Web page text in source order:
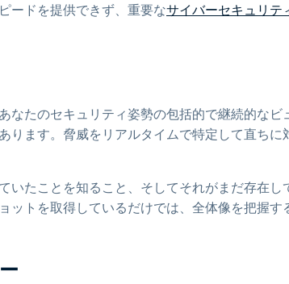
ードを提供できず、重要なサイバーセキュリテ
なたのセキュリティ姿勢の包括的で継続的なビ
ります。脅威をリアルタイムで特定して直ちに
いたことを知ること、そしてそれがまだ存在し
ットを取得しているだけでは、全体像を把握す